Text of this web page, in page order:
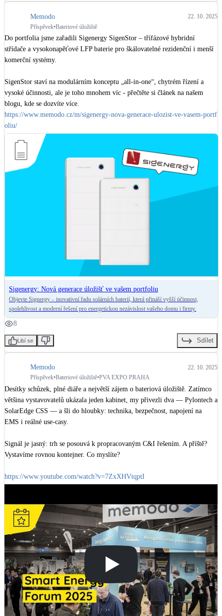
Memodo
22. 10. 2025
Příspěvek•Bateriové úložiště
Do portfolia jsme zařadili Sigenergy SigenStor – třífázové hybridní
střídače a vysokonapěťové LFP baterie pro škálovatelné rezidenční i menší
komerční systémy.
SigenStor staví na modulárním konceptu „all-in-one“, chytrém řízení a
vysoké účinnosti, ale je toho mnohem víc - přečtěte si článek na našem
https://www.memodo.cz/m/sigenergy-nova-generace-ulozist-ve-vasem-portf
oliu/
Sigenergy: Nová generace úložišť ve vašem portfoliu
Objevte Signergy – inovativní řadu solárních baterií, která přináší vyšší účinnost,
spolehlivost a moderní řešení pro energetickou nezávislost vašeho domu i firmy.
8
Libí se Sdílet
Memodo
22. 10. 2025
Příspěvek•Bateriové úložiště•PVA EXPO PRAHA
Desítky schůzek, plné diáře a největší zájem o bateriová úložiště. Zatímco
většina vystavovatelů ukázala jeden kabinet, my přivezli dva — Pylontech a
SolarEdge CSS — a šli do hloubky: technika, bezpečnost, napojení na
EMS i reálné use-casy.
Signál je jasný: trh se posouvá k propracovaným C&I řešením. A příště?
Vystavíme rovnou kontejner. Co myslíte?
https://www.youtube.com/watch?v=7ZxXHVtqptI